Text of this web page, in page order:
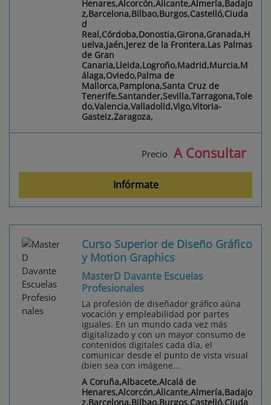
Henares,Alcorcón,Alicante,Almería,Badajo
z,Barcelona,Bilbao,Burgos,Castelló,Ciuda
d
Real,Córdoba,Donostia,Girona,Granada,H
uelva,Jaén,Jerez de la Frontera,Las Palmas
de Gran
Canaria,Lleida,Logroño,Madrid,Murcia,M
álaga,Oviedo,Palma de
Mallorca,Pamplona,Santa Cruz de
Tenerife,Santander,Sevilla,Tarragona,Tole
do,Valencia,Valladolid,Vigo,Vitoria-
Gasteiz,Zaragoza,
Precio A Consultar
Infórmate
Curso Superior de Diseño Gráfico
y Motion Graphics
MasterD Davante Escuelas
Profesionales
La profesión de diseñador gráfico aúna
vocación y empleabilidad por partes
iguales. En un mundo cada vez más
digitalizado y con un mayor consumo de
contenidos digitales cada día, el
comunicar desde el punto de vista visual
(bien sea con imágene...
A Coruña,Albacete,Alcalá de
Henares,Alcorcón,Alicante,Almería,Badajo
z,Barcelona,Bilbao,Burgos,Castelló,Ciuda